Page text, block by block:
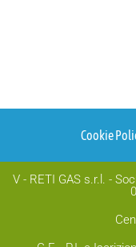
Cookie
V - RETI GAS s.r.l. -